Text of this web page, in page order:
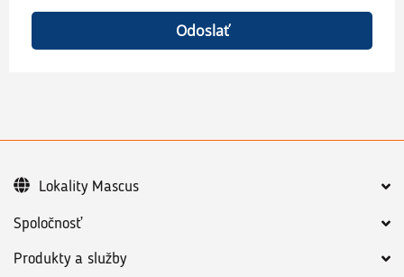
Odoslať
Spoločnosť
Produkty a služby
Lokality Mascus